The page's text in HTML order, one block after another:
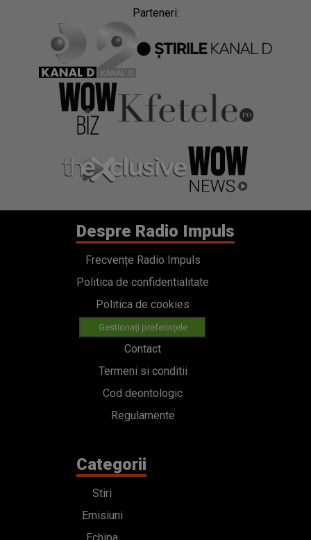
Parteneri:
Despre Radio Impuls
Frecvențe Radio Impuls
Politica de confidentialitate
Politica de cookies
Gestionați preferințele
Contact
Termeni si conditii
Cod deontologic
Regulamente
Categorii
Stiri
Emisiuni